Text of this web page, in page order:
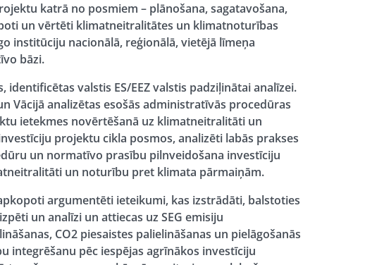
katrā no posmiem – plānošana, sagatavošana,
un vērtēti klimatneitralitātes un klimatnoturības
institūciju nacionālā, reģionālā, vietējā līmeņa
bāzi.
valstis ES/EEZ valstis padziļinātai analīzei.
Vācijā analizētas esošās administratīvās procedūras
ietekmes novērtēšanā uz klimatneitralitāti un
projektu cikla posmos, analizēti labās prakses
un normatīvo prasību pilnveidošana investīciju
un noturību pret klimata pārmaiņām.
argumentēti ieteikumi, kas izstrādāti, balstoties
un analīzi un attiecas uz SEG emisiju
CO2 piesaistes palielināšanas un pielāgošanās
integrēšanu pēc iespējas agrīnākos investīciju